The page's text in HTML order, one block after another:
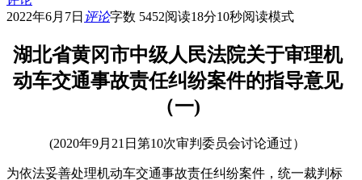
2022年6月7日 评论字数 5452阅读18分10秒阅读模式
湖北省黄冈市中级人民法院关于审理机
动车交通事故责任纠纷案件的指导意见
（一)
(2020年9月21日第10次审判委员会讨论通过）
为依法妥善处理机动车交通事故责任纠纷案件，统一裁判标